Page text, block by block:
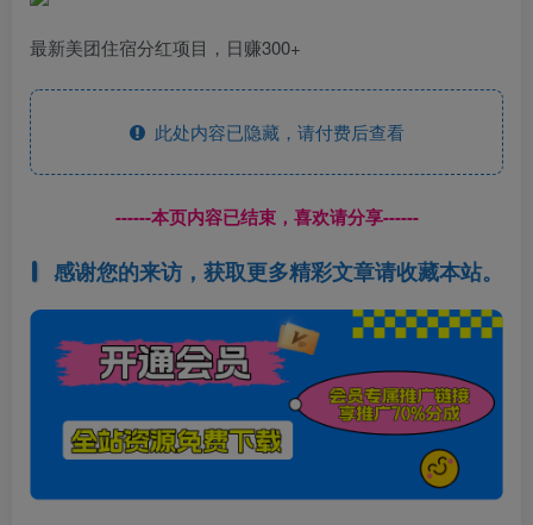
最新美团住宿分红项目，日赚300+
此处内容已隐藏，请付费后查看
------本页内容已结束，喜欢请分享------
感谢您的来访，获取更多精彩文章请收藏本站。